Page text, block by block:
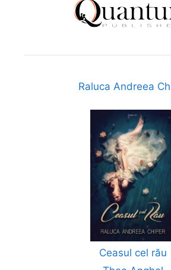
Raluca Andreea
Ceasul cel rău